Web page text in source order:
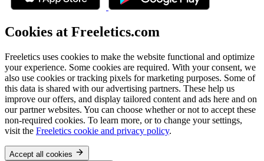
Cookies at Freeletics.com
Freeletics uses cookies to make the website functional and optimize
your experience. Some cookies are required. With your consent, we
also use cookies or tracking pixels for marketing purposes. Some of
this data is shared with our advertising partners. These help us
improve our offers, and display tailored content and ads here and on
our partner websites. You can choose whether or not to accept these
non-required cookies. To learn more, or to change your settings,
visit the Freeletics cookie and privacy policy.
Accept all cookies